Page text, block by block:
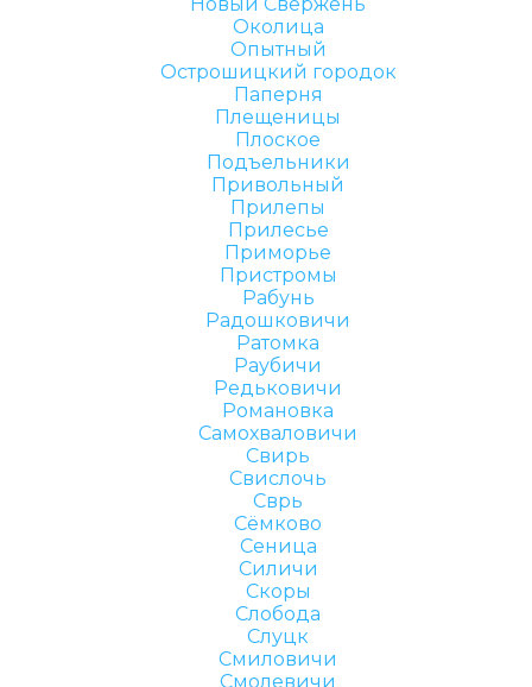
Околица
Опытный
Острошицкий городок
Паперня
Плещеницы
Плоское
Подъельники
Привольный
Прилепы
Прилесье
Приморье
Пристромы
Рабунь
Радошковичи
Ратомка
Раубичи
Редьковичи
Романовка
Самохваловичи
Свирь
Свислочь
Сврь
Сёмково
Сеница
Силичи
Скоры
Слобода
Слуцк
Смиловичи
Смолевичи